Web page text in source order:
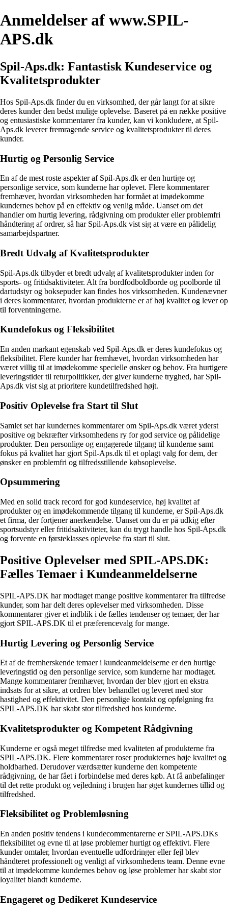
Anmeldelser af www.SPIL-
APS.dk
Spil-Aps.dk: Fantastisk Kundeservice og
Kvalitetsprodukter
Hos Spil-Aps.dk finder du en virksomhed, der går langt for at sikre
deres kunder den bedst mulige oplevelse. Baseret på en række positive
og entusiastiske kommentarer fra kunder, kan vi konkludere, at Spil-
Aps.dk leverer fremragende service og kvalitetsprodukter til deres
kunder.
Hurtig og Personlig Service
En af de mest roste aspekter af Spil-Aps.dk er den hurtige og
personlige service, som kunderne har oplevet. Flere kommentarer
fremhæver, hvordan virksomheden har formået at imødekomme
kundernes behov på en effektiv og venlig måde. Uanset om det
handler om hurtig levering, rådgivning om produkter eller problemfri
håndtering af ordrer, så har Spil-Aps.dk vist sig at være en pålidelig
samarbejdspartner.
Bredt Udvalg af Kvalitetsprodukter
Spil-Aps.dk tilbyder et bredt udvalg af kvalitetsprodukter inden for
sports- og fritidsaktiviteter. Alt fra bordfodboldborde og poolborde til
dartudstyr og boksepuder kan findes hos virksomheden. Kundenævner
i deres kommentarer, hvordan produkterne er af høj kvalitet og lever op
til forventningerne.
Kundefokus og Fleksibilitet
En anden markant egenskab ved Spil-Aps.dk er deres kundefokus og
fleksibilitet. Flere kunder har fremhævet, hvordan virksomheden har
været villig til at imødekomme specielle ønsker og behov. Fra hurtigere
leveringstider til returpolitikker, der giver kunderne tryghed, har Spil-
Aps.dk vist sig at prioritere kundetilfredshed højt.
Positiv Oplevelse fra Start til Slut
Samlet set har kundernes kommentarer om Spil-Aps.dk været yderst
positive og bekræfter virksomhedens ry for god service og pålidelige
produkter. Den personlige og engagerede tilgang til kunderne samt
fokus på kvalitet har gjort Spil-Aps.dk til et oplagt valg for dem, der
ønsker en problemfri og tilfredsstillende købsoplevelse.
Opsummering
Med en solid track record for god kundeservice, høj kvalitet af
produkter og en imødekommende tilgang til kunderne, er Spil-Aps.dk
et firma, der fortjener anerkendelse. Uanset om du er på udkig efter
sportsudstyr eller fritidsaktiviteter, kan du trygt handle hos Spil-Aps.dk
og forvente en førsteklasses oplevelse fra start til slut.
Positive Oplevelser med SPIL-APS.DK:
Fælles Temaer i Kundeanmeldelserne
SPIL-APS.DK har modtaget mange positive kommentarer fra tilfredse
kunder, som har delt deres oplevelser med virksomheden. Disse
kommentarer giver et indblik i de fælles tendenser og temaer, der har
gjort SPIL-APS.DK til et præferencevalg for mange.
Hurtig Levering og Personlig Service
Et af de fremherskende temaer i kundeanmeldelserne er den hurtige
leveringstid og den personlige service, som kunderne har modtaget.
Mange kommentarer fremhæver, hvordan der blev gjort en ekstra
indsats for at sikre, at ordren blev behandlet og leveret med stor
hastighed og effektivitet. Den personlige kontakt og opfølgning fra
SPIL-APS.DK har skabt stor tilfredshed hos kunderne.
Kvalitetsprodukter og Kompetent Rådgivning
Kunderne er også meget tilfredse med kvaliteten af produkterne fra
SPIL-APS.DK. Flere kommentarer roser produkternes høje kvalitet og
holdbarhed. Derudover værdsætter kunderne den kompetente
rådgivning, de har fået i forbindelse med deres køb. At få anbefalinger
til det rette produkt og vejledning i brugen har øget kundernes tillid og
tilfredshed.
Fleksibilitet og Problemløsning
En anden positiv tendens i kundecommentarerne er SPIL-APS.DKs
fleksibilitet og evne til at løse problemer hurtigt og effektivt. Flere
kunder omtaler, hvordan eventuelle udfordringer eller fejl blev
håndteret professionelt og venligt af virksomhedens team. Denne evne
til at imødekomme kundernes behov og løse problemer har skabt stor
loyalitet blandt kunderne.
Engageret og Dedikeret Kundeservice